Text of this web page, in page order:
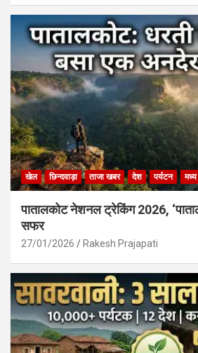
खेल छिन्दवाड़ा ताजा खबर देश पर्यटन
पातालकोट नेशनल ट्रेकिंग 2026,
सफर
27/01/2026 Rakesh Prajapati